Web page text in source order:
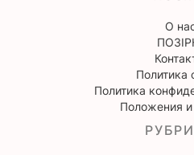
О
Политика
Политика
Положения и